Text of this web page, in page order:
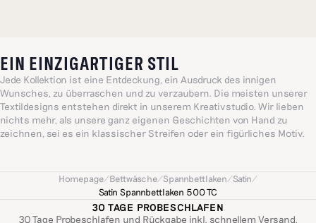
EIN EINZIGARTIGER STIL
Jede Kollektion ist eine Entdeckung, ein Ausdruck des innigen
Wunsches, zu überraschen und zu verzaubern. Die meisten unserer
Textildesigns entstehen direkt in unserem Kreativstudio. Wir lieben
nichts mehr, als unsere ganz eigenen Geschichten von Hand zu
zeichnen, sei es ein klassischer Streifen oder ein figürliches Motiv.
geprägt von Großzügigkeit und Intuition.
Homepage/Bettwäsche/Spannbettlaken/Satin/
Satin Spannbettlaken 500 TC
30 TAGE PROBESCHLAFEN
30 Tage Probeschlafen und Rückgabe inkl. schnellem Versand.